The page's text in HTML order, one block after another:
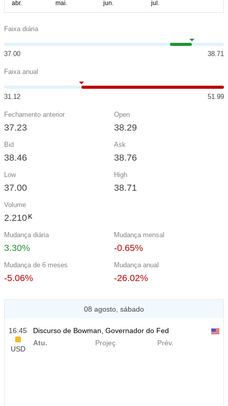
Faixa diária
37.00 38.71
Faixa anual
31.12 51.99
Fechamento anterior
37.23
Open
38.29
Bid
38.46
Ask
38.76
Low
37.00
High
38.71
Volume
2.210 K
Mudança diária
3.30%
Mudança mensal
-0.65%
Mudança de 6 meses
-5.06%
Mudança anual
-26.02%
08 agosto, sábado
16:45
USD
Discurso de Bowman, Governador do Fed
Atu.
Projeç. Prév.